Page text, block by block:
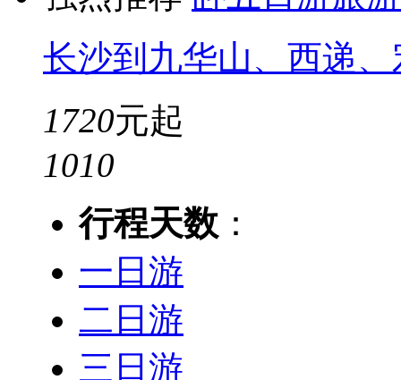
长沙到九华山、西递
1720元起
1010
行程天数 ：
一日游
二日游
三日游